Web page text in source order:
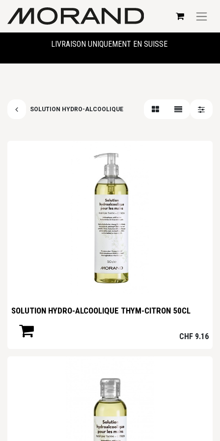
LIVRAISON UNIQUEMENT EN SUISSE
SOLUTION HYDRO-ALCOOLIQUE
SOLUTION HYDRO-ALCOOLIQUE THYM-CITRON 50CL
CHF 9.16